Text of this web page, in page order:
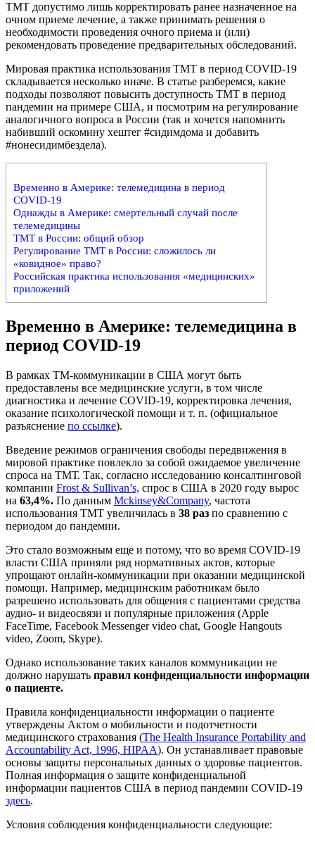
ТМТ допустимо лишь корректировать ранее назначенное на
очном приеме лечение, а также принимать решения о
необходимости проведения очного приема и (или)
рекомендовать проведение предварительных обследований.
Мировая практика использования ТМТ в период COVID-19
складывается несколько иначе. В статье разберемся, какие
подходы позволяют повысить доступность ТМТ в период
пандемии на примере США, и посмотрим на регулирование
аналогичного вопроса в России (так и хочется напомнить
набивший оскомину хештег #сидимдома и добавить
#нонесидимбездела).
Временно в Америке: телемедицина в период
COVID-19
Однажды в Америке: смертельный случай после
телемедицины
ТМТ в России: общий обзор
Регулирование ТМТ в России: сложилось ли
«ковидное» право?
Российская практика использования «медицинских»
приложений
Временно в Америке: телемедицина в
период COVID-19
В рамках ТМ-коммуникации в США могут быть
предоставлены все медицинские услуги, в том числе
диагностика и лечение COVID-19, корректировка лечения,
оказание психологической помощи и т. п. (официальное
разъяснение по ссылке).
Введение режимов ограничения свободы передвижения в
мировой практике повлекло за собой ожидаемое увеличение
спроса на ТМТ. Так, согласно исследованию консалтинговой
компании Frost & Sullivan’s, спрос в США в 2020 году вырос
на 63,4%. По данным Mckinsey&Company, частота
использования ТМТ увеличилась в 38 раз по сравнению с
периодом до пандемии.
Это стало возможным еще и потому, что во время COVID-19
власти США приняли ряд нормативных актов, которые
упрощают онлайн-коммуникации при оказании медицинской
помощи. Например, медицинским работникам было
разрешено использовать для общения с пациентами средства
аудио- и видеосвязи и популярные приложения (Apple
FaceTime, Facebook Messenger video chat, Google Hangouts
video, Zoom, Skype).
Однако использование таких каналов коммуникации не
должно нарушать правил конфиденциальности информации
о пациенте.
Правила конфиденциальности информации о пациенте
утверждены Актом о мобильности и подотчетности
медицинского страхования (The Health Insurance Portability and
Accountability Act, 1996, HIPAA). Он устанавливает правовые
основы защиты персональных данных о здоровье пациентов.
Полная информация о защите конфиденциальной
информации пациентов США в период пандемии COVID-19
здесь.
Условия соблюдения конфиденциальности следующие: